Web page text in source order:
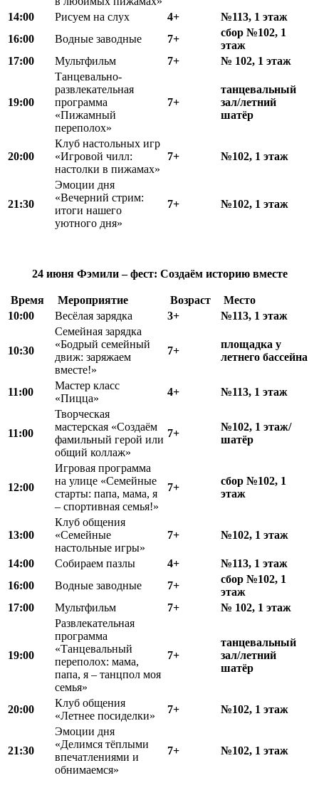
14:00
Рисуем на слух 4+
№113, 1 этаж
16:00
Водные заводные 7+
сбор №102, 1
этаж
17:00
Мультфильм 7+ № 102, 1 этаж
19:00
Танцевально-
развлекательная
программа
«Пижамный
переполох»
7+
танцевальный
зал/летний
шатёр
20:00
Клуб настольных игр
«Игровой чилл:
настолки в пижамах»
7+ №102, 1 этаж
21:30
Эмоции дня
«Вечерний стрим:
итоги нашего
уютного дня»
7+ №102, 1 этаж
24 июня Фэмили – фест: Создаём историю вместе
Время Мероприятие Возраст
Место
10:00
Весёлая зарядка 3+ №113, 1 этаж
10:30
Семейная зарядка
«Бодрый семейный
движ: заряжаем
вместе!»
7+
площадка у
летнего бассейна
11:00
Мастер класс
«Пицца»
4+ №113, 1 этаж
11:00
Творческая
мастерская «Создаём
фамильный герой или
общий коллаж»
7+
№102, 1 этаж/
шатёр
12:00
Игровая программа
на улице «Семейные
старты: папа, мама, я
– спортивная семья!»
7+
сбор №102, 1
этаж
13:00
Клуб общения
«Семейные
настольные игры»
7+ №102, 1 этаж
14:00 Собираем пазлы 4+
№113, 1 этаж
16:00
Водные заводные 7+
сбор №102, 1
этаж
17:00
Мультфильм 7+ № 102, 1 этаж
19:00
Развлекательная
программа
«Танцевальный
переполох: мама,
папа, я – танцпол моя
семья»
7+
танцевальный
зал/летний
шатёр
20:00
Клуб общения
«Летнее посиделки»
7+ №102, 1 этаж
21:30
Эмоции дня
«Делимся тёплыми
впечатлениями и
обнимаемся»
7+ №102, 1 этаж